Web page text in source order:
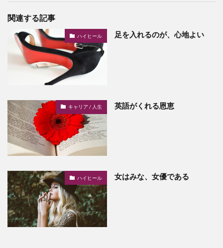
関連する記事
ハイヒール 足を入れるのが、心地よい
キャリア / 人生 英語がくれる恩恵
ハイヒール 女はみな、女優である